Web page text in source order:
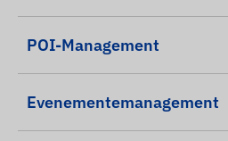
POI-Management
Evenementemanagement